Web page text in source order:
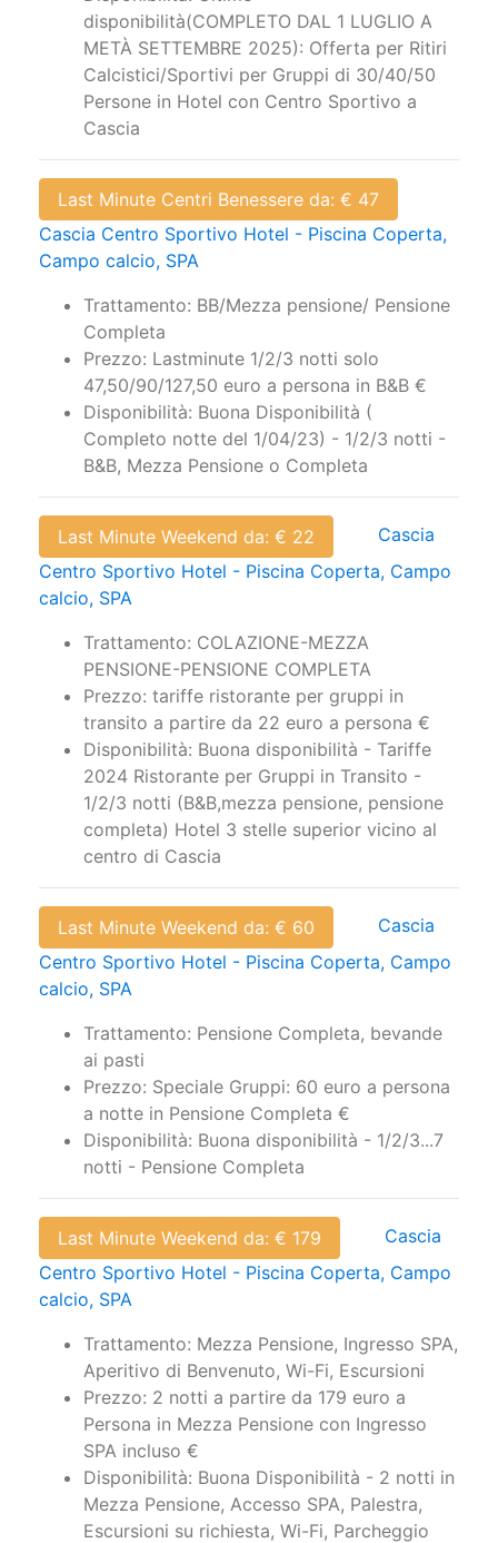
disponibilità(COMPLETO DAL 1 LUGLIO A
METÀ SETTEMBRE 2025): Offerta per Ritiri
Calcistici/Sportivi per Gruppi di 30/40/50
Persone in Hotel con Centro Sportivo a
Cascia
Last Minute Centri Benessere da: € 47
Cascia Centro Sportivo Hotel - Piscina Coperta,
Campo calcio, SPA
Trattamento: BB/Mezza pensione/ Pensione
Completa
Prezzo: Lastminute 1/2/3 notti solo
47,50/90/127,50 euro a persona in B&B €
Disponibilità: Buona Disponibilità (
Completo notte del 1/04/23) - 1/2/3 notti -
B&B, Mezza Pensione o Completa
Last Minute Weekend da: € 22
Cascia
Centro Sportivo Hotel - Piscina Coperta, Campo
calcio, SPA
Trattamento: COLAZIONE-MEZZA
PENSIONE-PENSIONE COMPLETA
Prezzo: tariffe ristorante per gruppi in
transito a partire da 22 euro a persona €
Disponibilità: Buona disponibilità - Tariffe
2024 Ristorante per Gruppi in Transito -
1/2/3 notti (B&B,mezza pensione, pensione
completa) Hotel 3 stelle superior vicino al
centro di Cascia
Last Minute Weekend da: € 60
Cascia
Centro Sportivo Hotel - Piscina Coperta, Campo
calcio, SPA
Trattamento: Pensione Completa, bevande
ai pasti
Prezzo: Speciale Gruppi: 60 euro a persona
a notte in Pensione Completa €
Disponibilità: Buona disponibilità - 1/2/3...7
notti - Pensione Completa
Last Minute Weekend da: € 179
Cascia
Centro Sportivo Hotel - Piscina Coperta, Campo
calcio, SPA
Trattamento: Mezza Pensione, Ingresso SPA,
Aperitivo di Benvenuto, Wi-Fi, Escursioni
Prezzo: 2 notti a partire da 179 euro a
Persona in Mezza Pensione con Ingresso
SPA incluso €
Disponibilità: Buona Disponibilità - 2 notti in
Mezza Pensione, Accesso SPA, Palestra,
Escursioni su richiesta, Wi-Fi, Parcheggio